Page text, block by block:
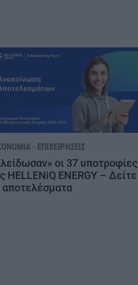
- ΕΠΙΧΕΙΡΉΣΕΙΣ
οι 37 υποτροφίες
HELLENiQ ENERGY – Δείτε
αποτελέσματα